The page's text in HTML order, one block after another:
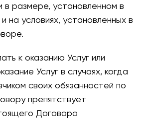
в размере, установленном в
на условиях, установленных в
к оказанию Услуг или
Услуг в случаях, когда
своих обязанностей по
препятствует
Договора